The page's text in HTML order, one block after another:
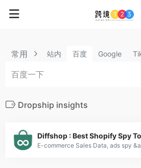
常用 站内 百度 Google
Dropship insights
Diffshop : Best Shopify Spy